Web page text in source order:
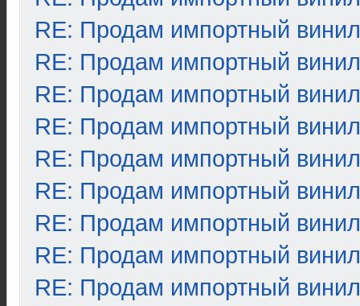
RE: Продам импортный винил
RE: Продам импортный винил
RE: Продам импортный винил
RE: Продам импортный винил
RE: Продам импортный винил
RE: Продам импортный винил
RE: Продам импортный винил
RE: Продам импортный винил
RE: Продам импортный винил